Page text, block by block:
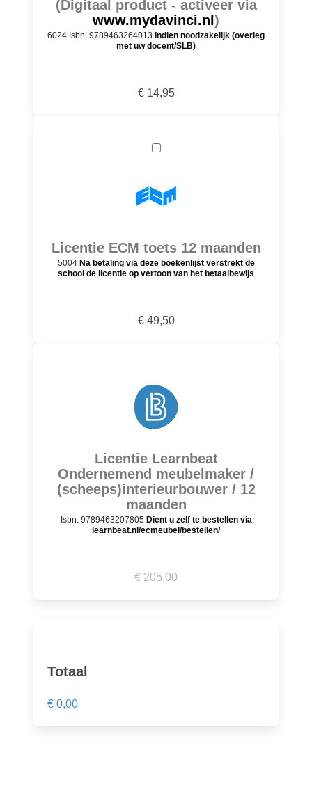
(Digitaal product - activeer via
www.mydavinci.nl )
6024 Isbn: 9789463264013 Indien noodzakelijk (overleg
met uw docent/SLB)
€ 14,95
Licentie ECM toets 12 maanden
5004 Na betaling via deze boekenlijst verstrekt de
school de licentie op vertoon van het betaalbewijs
€ 49,50
Licentie Learnbeat
Ondernemend meubelmaker /
(scheeps)interieurbouwer / 12
maanden
Isbn: 9789463207805 Dient u zelf te bestellen via
learnbeat.nl/ecmeubel/bestellen/
€ 205,00
Totaal
€ 0,00